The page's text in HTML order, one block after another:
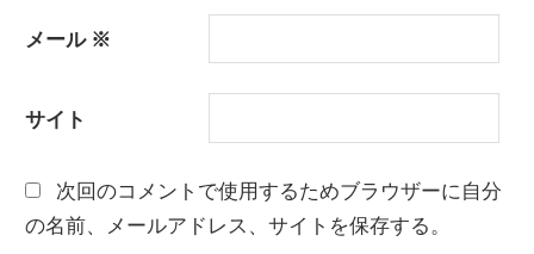
メール ※
サイト
次回のコメントで使用するためブラウザーに自分
の名前、メールアドレス、サイトを保存する。